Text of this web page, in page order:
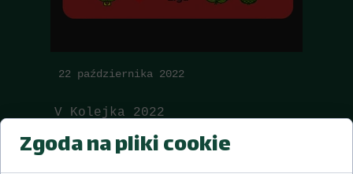
22 października 2022
V Kolejka 2022
Zgoda na pliki cookie